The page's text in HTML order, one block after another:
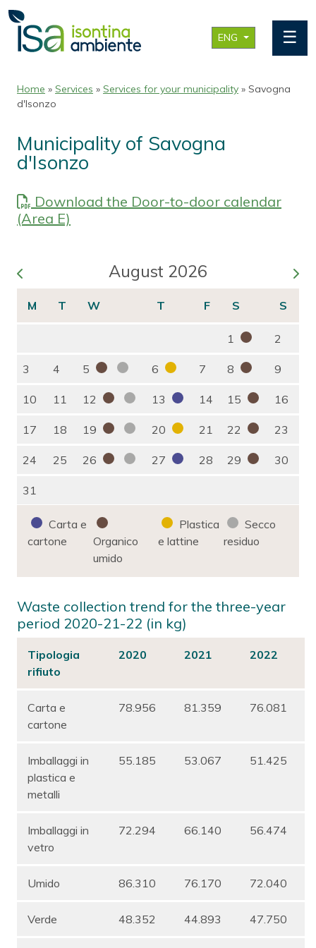
ENG ☰
Home » Services » Services for your municipality » Savogna
d'Isonzo
Municipality of Savogna
d'Isonzo
Download the Door-to-door calendar
(Area E)
August 2026
1 2
3 4 5 6 7 8 9
10 11 12 13 14 15 16
17 18 19 20 21 22 23
24 25 26 27 28 29 30
31
Carta e
cartone
Organico
umido
Plastica
e lattine
Secco
residuo
Waste collection trend for the three-year
period 2020-21-22 (in kg)
Tipologia
rifiuto
2020 2021 2022
Carta e
cartone
78.956 81.359 76.081
Imballaggi in
plastica e
metalli
55.185 53.067 51.425
Imballaggi in
vetro
72.294 66.140 56.474
Umido 86.310 76.170 72.040
Verde 48.352 44.893 47.750